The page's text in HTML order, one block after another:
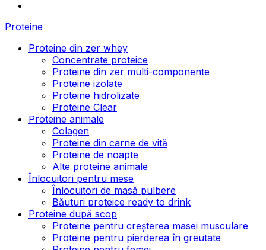
Proteine
Proteine din zer whey
Concentrate proteice
Proteine din zer multi-componente
Proteine izolate
Proteine hidrolizate
Proteine Clear
Proteine animale
Colagen
Proteine din carne de vită
Proteine de noapte
Alte proteine animale
Înlocuitori pentru mese
Înlocuitori de masă pulbere
Băuturi proteice ready to drink
Proteine după scop
Proteine pentru creșterea masei musculare
Proteine pentru pierderea în greutate